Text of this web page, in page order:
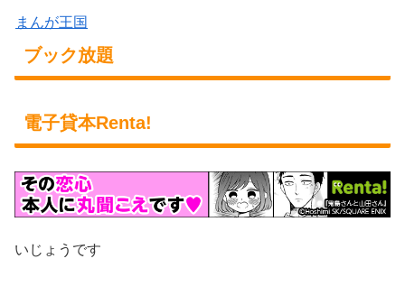
まんが王国
ブック放題
電子貸本Renta!
いじょうです